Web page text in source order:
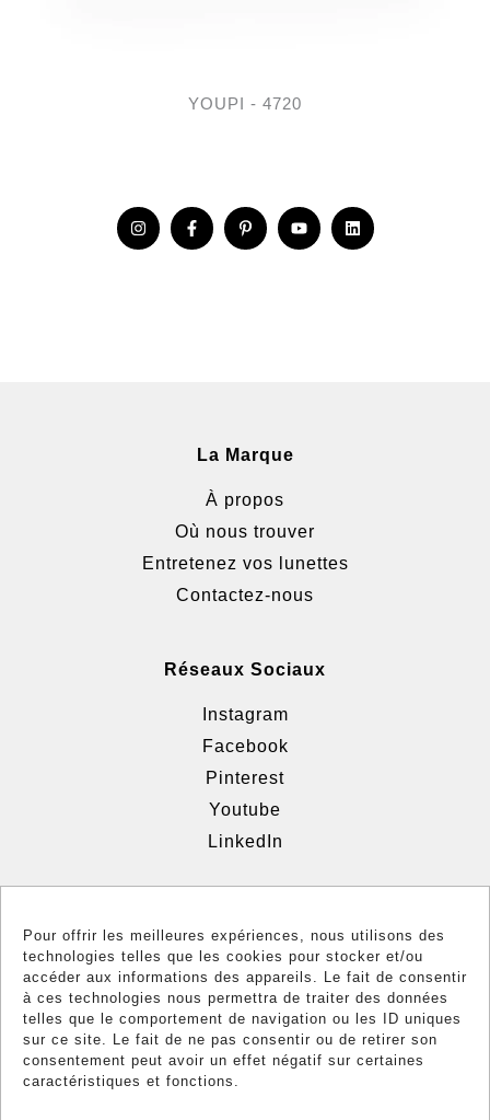
Pour offrir les meilleures expériences, nous utilisons des
technologies telles que les cookies pour stocker et/ou
accéder aux informations des appareils. Le fait de consentir
à ces technologies nous permettra de traiter des données
telles que le comportement de navigation ou les ID uniques
sur ce site. Le fait de ne pas consentir ou de retirer son
consentement peut avoir un effet négatif sur certaines
caractéristiques et fonctions.
YOUPI - 4720
La Marque
À propos
Où nous trouver
Entretenez vos lunettes
Contactez-nous
Réseaux Sociaux
Instagram
Facebook
Pinterest
Youtube
LinkedIn
Confidentialité
Politique des cookies
Conformité